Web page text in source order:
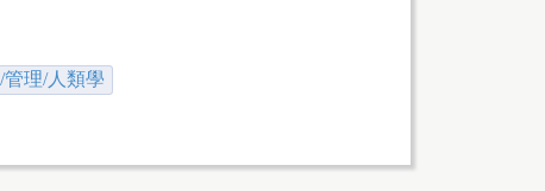
理/人類學